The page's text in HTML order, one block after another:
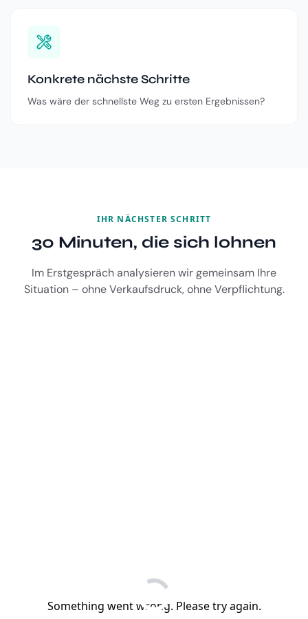
Konkrete nächste Schritte
Was wäre der schnellste Weg zu ersten Ergebnissen?
IHR NÄCHSTER SCHRITT
30 Minuten, die sich lohnen
Im Erstgespräch analysieren wir gemeinsam Ihre
Situation – ohne Verkaufsdruck, ohne Verpflichtung.